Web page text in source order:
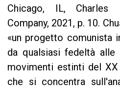
Chicago, IL, Charles
Company, 2021, p. 10.
«un progetto comunista
da qualsiasi fedeltà
movimenti estinti del
che si concentra